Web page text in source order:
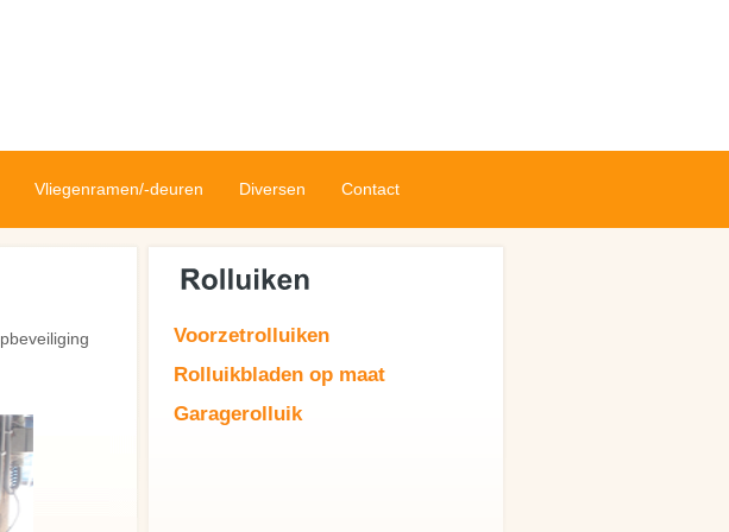
Vliegenramen/-deuren Diversen Contact
Voorzetrolluiken
Rolluikbladen op maat
Garagerolluik